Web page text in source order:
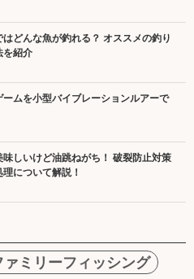
どんな魚が釣れる？ オススメの釣り
を紹介
ムを小型バイブレーションルアーで
しいけど油跳ねがち！ 破裂防止対策
について解説！
ァミリーフィッシング